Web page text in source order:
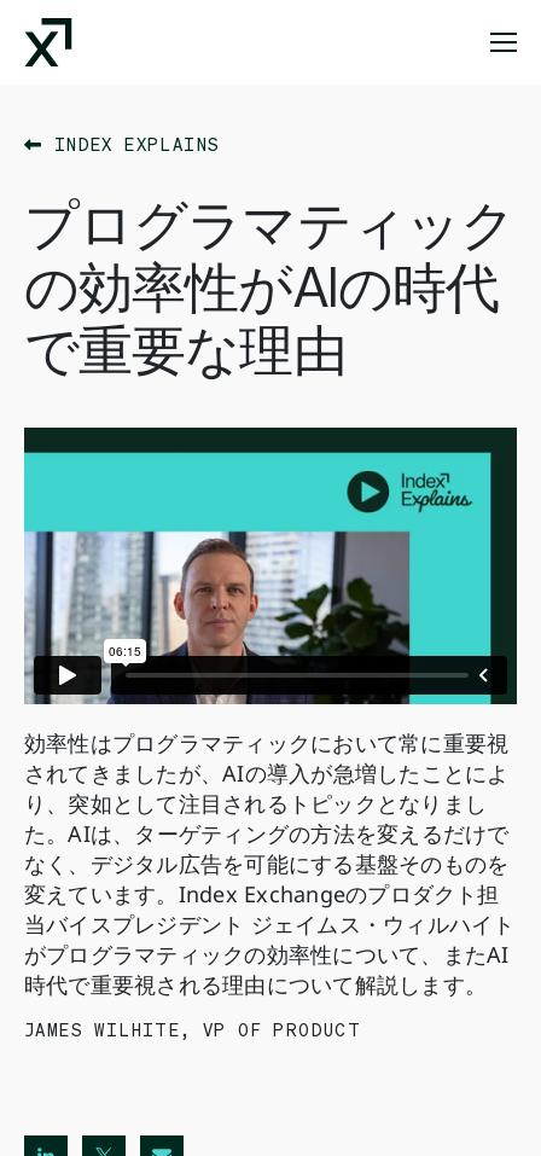
Index Exchange Home page
INDEX EXPLAINS
プログラマティック
の効率性がAIの時代
で重要な理由
JAMES WILHITE ,VP OF PRODUCT
効率性はプログラマティックにおいて常に重要視
されてきましたが、AIの導入が急増したことによ
り、突如として注目されるトピックとなりまし
た。AIは、ターゲティングの方法を変えるだけで
なく、デジタル広告を可能にする基盤そのものを
変えています。Index Exchangeのプロダクト担
当バイスプレジデント ジェイムス・ウィルハイト
がプログラマティックの効率性について、またAI
時代で重要視される理由について解説します。